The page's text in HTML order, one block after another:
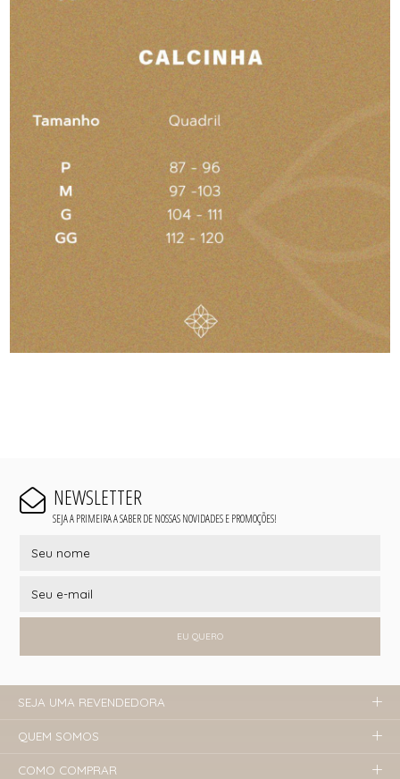
NEWSLETTER
SEJA A PRIMEIRA A SABER DE NOSSAS NOVIDADES E PROMOÇÕES!
EU QUERO
SEJA UMA REVENDEDORA
QUEM SOMOS
COMO COMPRAR